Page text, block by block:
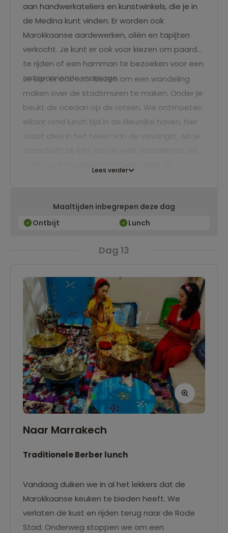
aan handwerkateliers en kunstwinkels, die je in
de Medina kunt vinden. Er worden ook
Marokkaanse aardewerken, oliën en tapijten
verkocht. Je kunt er ook voor kiezen om paard
te rijden of een hamman te bezoeken voor een
ontspannende massage.
Je kan er ook voor kiezen om een wandeling
maken over de stadsmuren te maken. Onder je
beukt de oceaan op de rotsen. We ontmoeten
elkaar rond lunch tijd in de kleurrijke haven, hier
Lees verder
Maaltijden inbegrepen deze dag
Ontbijt
Lunch
Dag 13
Naar Marrakech
Traditionele Berber lunch
Vandaag duiken we in al het lekkers dat de
Marokkaanse keuken te bieden heeft. We
verlaten de kust en rijden terug naar de Rode
Stad. Onderweg stoppen we om een